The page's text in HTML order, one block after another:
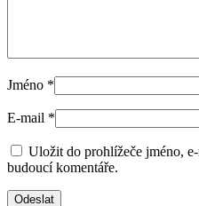
Jméno *
E-mail *
Uložit do prohlížeče jméno,
budoucí komentáře.